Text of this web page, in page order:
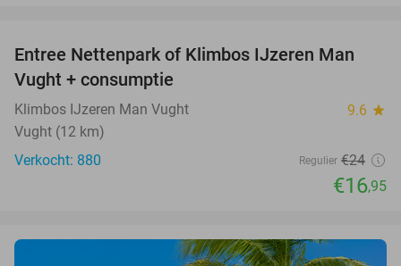
29%
Entree Nettenpark of Klimbos IJzeren Man
Vught + consumptie
Klimbos IJzeren Man Vught 9.6 star
Vught (12 km)
Verkocht: 880
Regulier €24
€16,95